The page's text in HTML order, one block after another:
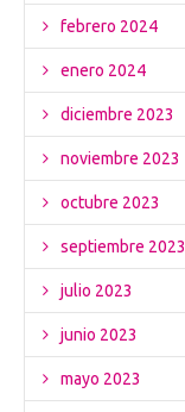
febrero 2024
enero 2024
diciembre 2023
noviembre 2023
octubre 2023
septiembre 2023
julio 2023
junio 2023
mayo 2023